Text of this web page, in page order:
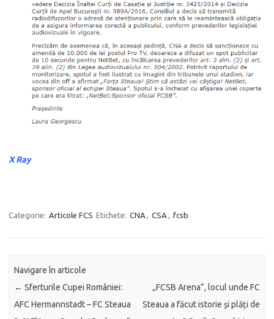
X Ray
Categorie: Articole FCS Etichete: CNA , CSA , fcsb
Navigare în articole
← Sferturile Cupei României:
AFC Hermannstadt – FC Steaua
„FCSB Arena”, locul unde FC
Steaua a făcut istorie și plăți de